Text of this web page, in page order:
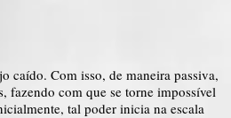
caído. Com isso, de maneira passiva,
fazendo com que se torne impossível
tal poder inicia na escala